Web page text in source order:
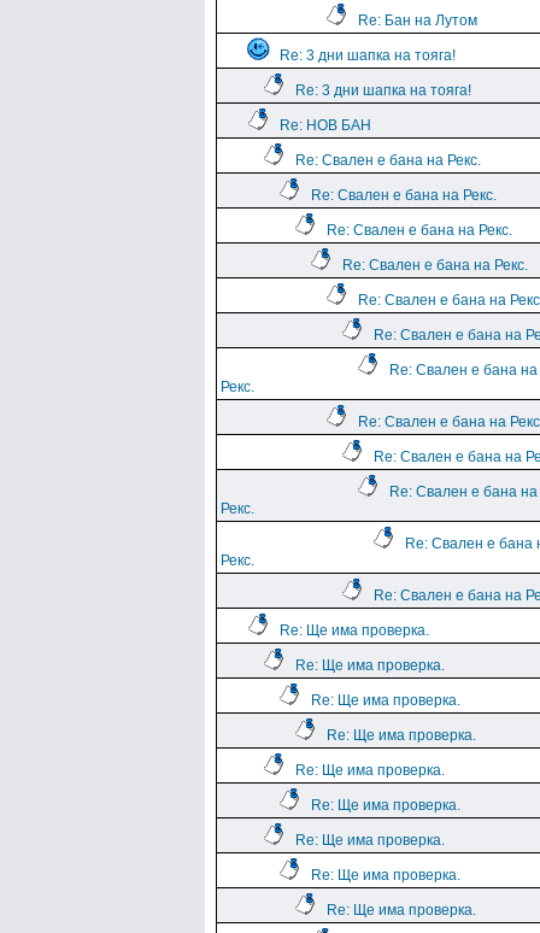
Re: Бан на Лутом
Re: 3 дни шапка на тояга!
Re: 3 дни шапка на тояга!
Re: НОВ БАН
Re: Свален е бана на Рекс.
Re: Свален е бана на Рекс.
Re: Свален е бана на Рекс.
Re: Свален е бана на Рекс.
Re: Свален е бана на
Re: Свален е бана на
Re: Свален е бана на
Рекс.
Re: Свален е бана на
Re: Свален е бана на
Re: Свален е бана на
Рекс.
Re: Свален е бана
Рекс.
Re: Свален е бана на
Re: Ще има проверка.
Re: Ще има проверка.
Re: Ще има проверка.
Re: Ще има проверка.
Re: Ще има проверка.
Re: Ще има проверка.
Re: Ще има проверка.
Re: Ще има проверка.
Re: Ще има проверка.